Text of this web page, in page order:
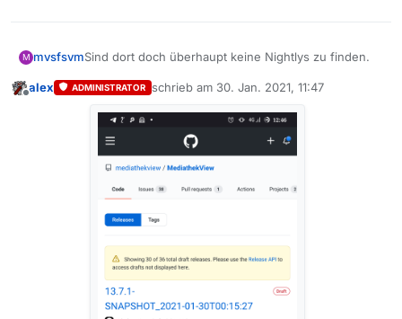
M mvsfsvmSind dort doch überhaupt keine Nightlys zu finden.
alex ADMINISTRATOR schrieb am 30. Jan. 2021, 11:47
zuletzt editiert von